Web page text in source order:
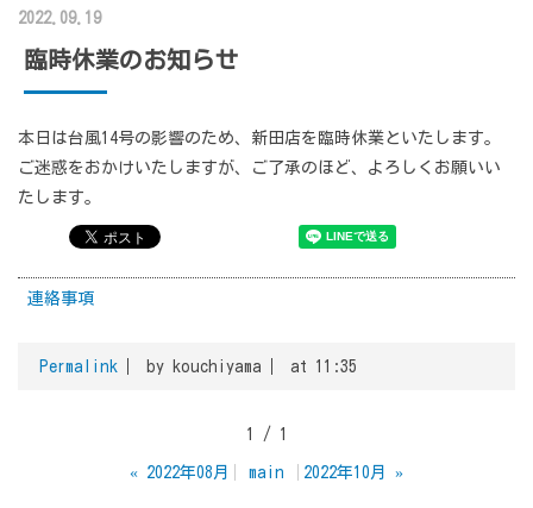
2022.09.19
臨時休業のお知らせ
本日は台風14号の影響のため、新田店を臨時休業といたします。
ご迷惑をおかけいたしますが、ご了承のほど、よろしくお願いい
たします。
連絡事項
Permalink by kouchiyama at 11:35
1 / 1
« 2022年08月 main 2022年10月 »